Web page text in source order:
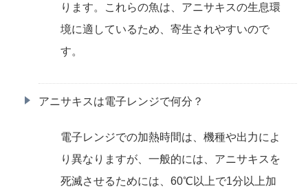
ります。これらの魚は、アニサキスの生息環
境に適しているため、寄生されやすいので
す。
アニサキスは電子レンジで何分？
電子レンジでの加熱時間は、機種や出力によ
り異なりますが、一般的には、アニサキスを
死滅させるためには、60℃以上で1分以上加